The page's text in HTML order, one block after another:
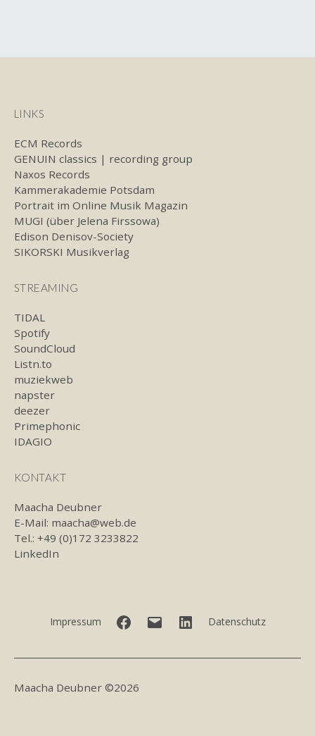
LINKS
ECM Records
GENUIN classics | recording group
Naxos Records
Kammerakademie Potsdam
Portrait im Online Musik Magazin
MUGI (über Jelena Firssowa)
Edison Denisov-Society
SIKORSKI Musikverlag
STREAMING
TIDAL
Spotify
SoundCloud
Listn.to
muziekweb
napster
deezer
Primephonic
IDAGIO
KONTAKT
Maacha Deubner
E-Mail: maacha@web.de
Tel.: +49 (0)172 3233822
LinkedIn
Impressum Facebook LinkedIn
Datenschutz
Maacha Deubner ©2026